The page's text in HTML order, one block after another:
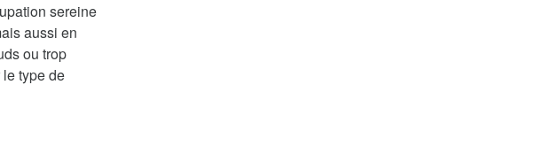
sereine
aussi en
ou trop
type de